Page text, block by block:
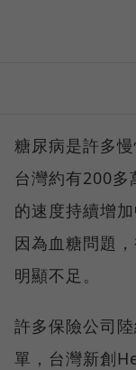
糖尿病是許多
台灣約有200多
的速度持續增
因為血糖問題
明顯不足。
許多保險公司
單，台灣新創